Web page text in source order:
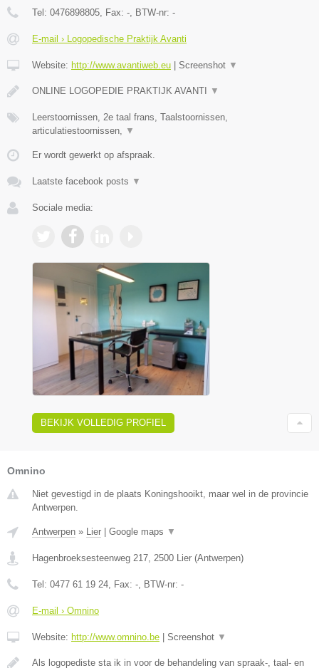
Tel: 0476898805, Fax: -, BTW-nr: -
E-mail › Logopedische Praktijk Avanti
Website: http://www.avantiweb.eu Screenshot ▼
ONLINE LOGOPEDIE PRAKTIJK AVANTI ▼
Leerstoornissen, 2e taal frans, Taalstoornissen,
articulatiestoornissen, ▼
Er wordt gewerkt op afspraak.
Laatste facebook posts ▼
Sociale media:
BEKIJK VOLLEDIG PROFIEL
Omnino
Niet gevestigd in de plaats Koningshooikt, maar wel in de provincie
Antwerpen.
Antwerpen » Lier Google maps ▼
Hagenbroeksesteenweg 217 2500 Lier (Antwerpen)
Tel: 0477 61 19 24 , Fax: - , BTW-nr: -
E-mail › Omnino
Website: http://www.omnino.be Screenshot ▼
Als logopediste sta ik in voor de behandeling van spraak-, taal- en